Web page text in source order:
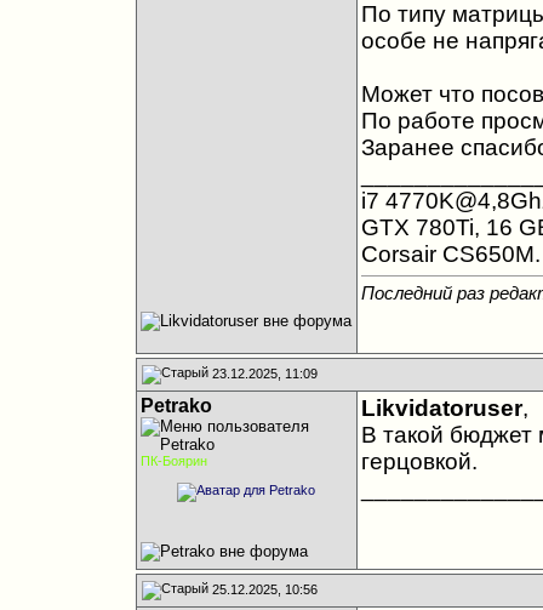
По типу
особе не
Может что
По работе
Заранее
i7
GTX 780Ti, 16
Corsair
Последний раз
23.12.2025, 11:09
Petrako
ПК-Боярин
Likvidatoruser,
В такой бюджет
герцовкой.
25.12.2025, 10:56